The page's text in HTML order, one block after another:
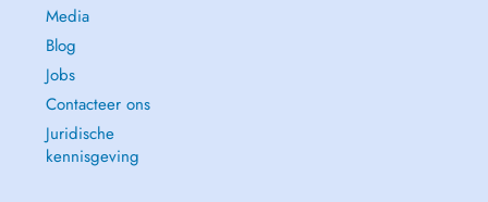
Media
Blog
Jobs
Contacteer ons
Juridische
kennisgeving